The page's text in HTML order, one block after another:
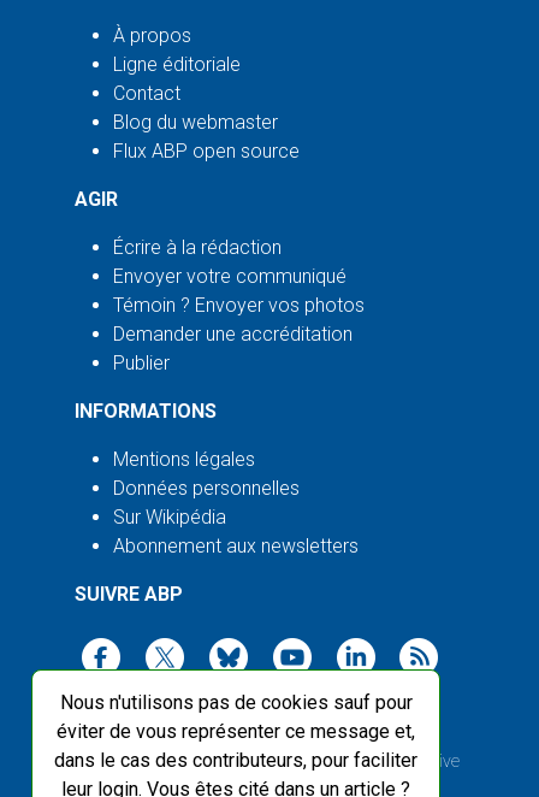
Nous n'utilisons pas de cookies sauf pour
éviter de vous représenter ce message et,
dans le cas des contributeurs, pour faciliter
leur login. Vous êtes cité dans un article ?
À propos
Ligne éditoriale
Contact
Blog du webmaster
Flux ABP open source
AGIR
Écrire à la rédaction
Envoyer votre communiqué
Témoin ? Envoyer vos photos
Demander une accréditation
Publier
INFORMATIONS
Mentions légales
Données personnelles
Sur Wikipédia
Abonnement aux newsletters
SUIVRE ABP
2003-2026 ©Agence Bretagne Presse, sauf Creative
Commons